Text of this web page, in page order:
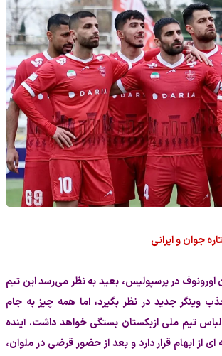
جوان و ایرانی
در پرسپولیس، بعید به نظر می‌رسد این تیم
وینگر جدید در نظر بگیرد، اما همه چیز به جام
تیم ملی ازبکستان بستگی خواهد داشت. آینده
از ابهام قرار دارد و بعد از حضور قرضی در ملوان،